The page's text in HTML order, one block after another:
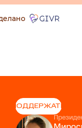
ПОДДЕРЖАТЬ